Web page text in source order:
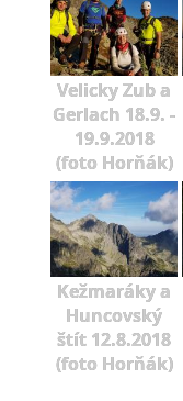
Velicky Zub a
Gerlach 18.9. -
19.9.2018
(foto Horňák)
Kežmaráky a
Huncovský
štít 12.8.2018
(foto Horňák)